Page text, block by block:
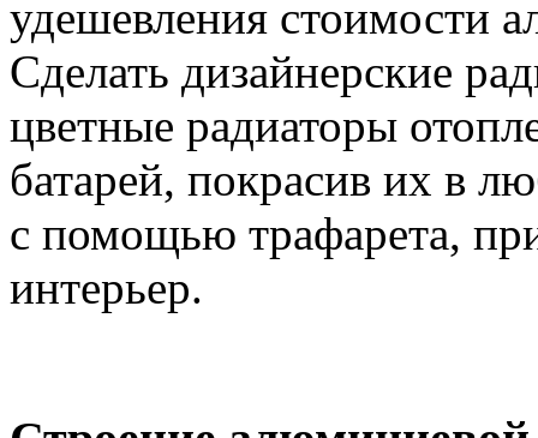
удешевления стоимости
Сделать дизайнерские
цветные радиаторы
батарей, покрасив их в
с помощью трафарета,
интерьер.